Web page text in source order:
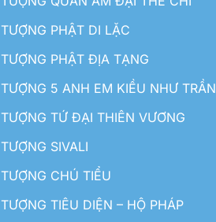
TƯỢNG PHẬT DI LẶC
TƯỢNG PHẬT ĐỊA TẠNG
TƯỢNG 5 ANH EM KIỀU NHƯ TRẦN
TƯỢNG TỨ ĐẠI THIÊN VƯƠNG
TƯỢNG SIVALI
TƯỢNG CHÚ TIỂU
TƯỢNG TIÊU DIỆN – HỘ PHÁP